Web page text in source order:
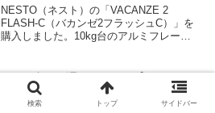
NESTO（ネスト）の「VACANZE 2
FLASH-C（バカンゼ2フラッシュC）」を
購入しました。10kg台のアルミフレーム
円ちょっとって激安すぎます。
リアギアが滑るのでスプロケット
を5800系からR8000系に交換！
検索 トップ サイドバー